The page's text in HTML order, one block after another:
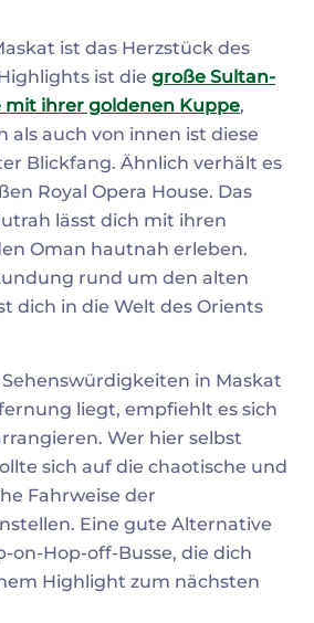
ist das Herzstück des
ist die große Sultan-
mit ihrer goldenen Kuppe,
als auch von innen ist diese
Blickfang. Ähnlich verhält es
Royal Opera House. Das
lässt dich mit ihren
Oman hautnah erleben.
rund um den alten
dich in die Welt des Orients
in Maskat
liegt, empfiehlt es sich
Wer hier selbst
sich auf die chaotische und
Fahrweise der
Eine gute Alternative
on-Hop-off-Busse, die dich
Highlight zum nächsten